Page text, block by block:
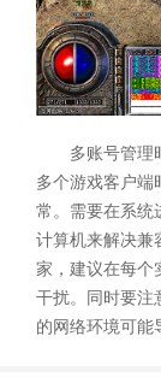
多账号管理
多个游戏客户端
常。需要在系统
计算机来解决兼
家，建议在每个
干扰。同时要注
的网络环境可能